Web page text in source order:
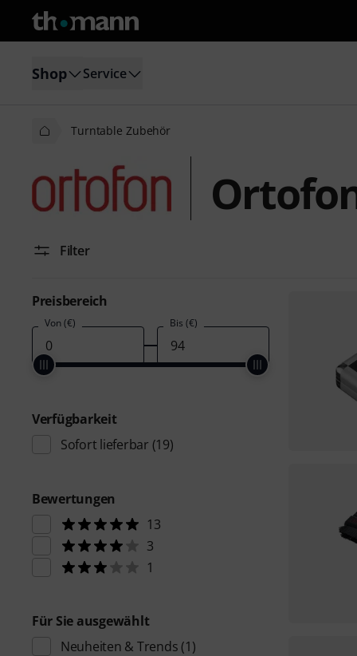
Shop Service
Turntable Zubehör
Filter
Preisbereich
Von (€) Bis (€)
Verfügbarkeit
Sofort lieferbar (19)
Bewertungen
13
3
1
Für Sie ausgewählt
Neuheiten & Trends (1)